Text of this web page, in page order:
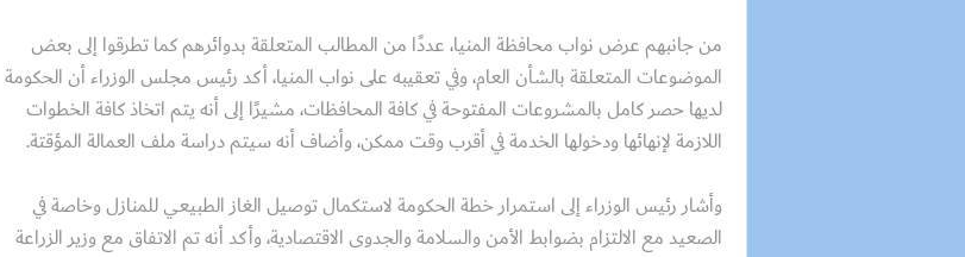
من جانبهم عرض نواب محافظة المنيا، عددًا من المطالب المتعلقة بدوائرهم كما تطرقوا إلى بعض
الموضوعات المتعلقة بالشأن العام، وفي تعقيبه على نواب المنيا، أكد رئيس مجلس الوزراء أن الحكومة
لديها حصر كامل بالمشروعات المفتوحة في كافة المحافظات، مشيرًا إلى أنه يتم اتخاذ كافة الخطوات
اللازمة لإنهائها ودخولها الخدمة في أقرب وقت ممكن، وأضاف أنه سيتم دراسة ملف العمالة المؤقتة.
وأشار رئيس الوزراء إلى استمرار خطة الحكومة لاستكمال توصيل الغاز الطبيعي للمنازل وخاصة في
الصعيد مع الالتزام بضوابط الأمن والسلامة والجدوى الاقتصادية، وأكد أنه تم الاتفاق مع وزير الزراعة